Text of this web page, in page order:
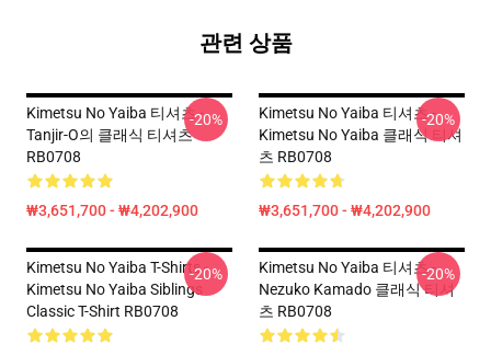
관련 상품
Kimetsu No Yaiba 티셔츠 -
Tanjir-O의 클래식 티셔츠
RB0708
₩3,651,700 - ₩4,202,900
-20%
Kimetsu No Yaiba 티셔츠 -
Kimetsu No Yaiba 클래식 티셔
츠 RB0708
₩3,651,700 - ₩4,202,900
-20%
Kimetsu No Yaiba T-Shirts -
Kimetsu No Yaiba Siblings
Classic T-Shirt RB0708
-20%
Kimetsu No Yaiba 티셔츠 -
Nezuko Kamado 클래식 티셔
츠 RB0708
-20%